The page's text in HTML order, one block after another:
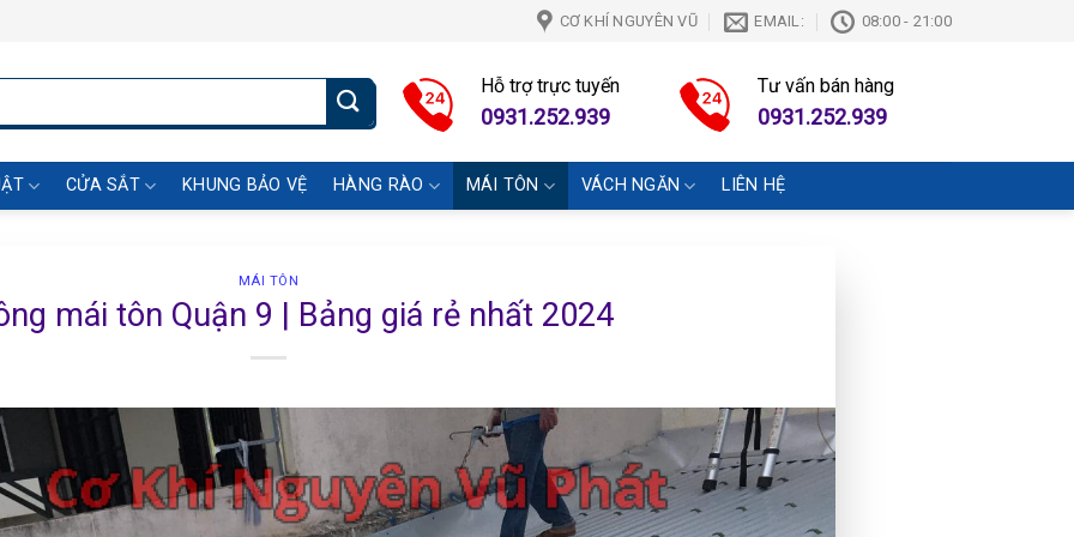
CƠ KHÍ NGUYÊN VŨ EMAIL: 08:00 - 21:00
Hỗ trợ trực tuyến
0931.252.939
Tư vấn bán hàng
0931.252.939
CỬA SẮT KHUNG BẢO VỆ HÀNG RÀO MÁI TÔN VÁCH NGĂN LIÊN HỆ
MÁI TÔN
mái tôn Quận 9 | Bảng giá rẻ nhất 2024